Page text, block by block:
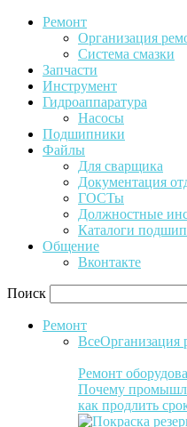
Ремонт
Организация
Система смазки
Запчасти
Инструмент
Гидроаппаратура
Насосы
Подшипники
Файлы
Для сварщика
Документация
ГОСТы
Должностные
Каталоги
Общение
Вконтакте
Поиск
Ремонт
ВсеОрганизация
Ремонт
Почему
как продлить